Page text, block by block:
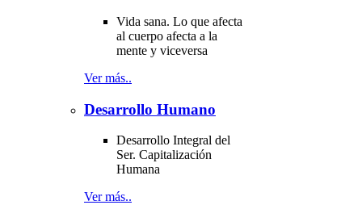
Vida sana. Lo que afecta
al cuerpo afecta a la
mente y viceversa
Ver más..
Desarrollo Humano
Desarrollo Integral del
Ser. Capitalización
Humana
Ver más..